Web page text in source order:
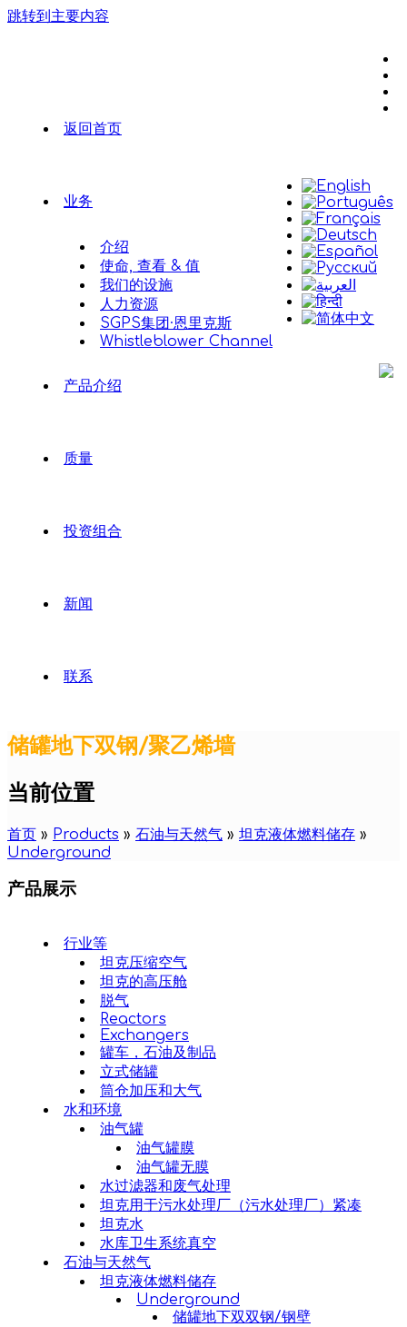
跳转到主要内容
返回首页
业务
介绍
使命, 查看 & 值
我们的设施
人力资源
SGPS集团·恩里克斯
Whistleblower Channel
产品介绍
质量
投资组合
新闻
联系
储罐地下双钢/聚乙烯墙
当前位置
首页 » Products » 石油与天然气 » 坦克液体燃料储存 »
Underground
产品展示
行业等
坦克压缩空气
坦克的高压舱
脱气
Reactors
Exchangers
罐车，石油及制品
立式储罐
筒仓加压和大气
水和环境
油气罐
油气罐膜
油气罐无膜
水过滤器和废气处理
坦克用于污水处理厂（污水处理厂）紧凑
坦克水
水库卫生系统真空
石油与天然气
坦克液体燃料储存
Underground
储罐地下双双钢/钢壁